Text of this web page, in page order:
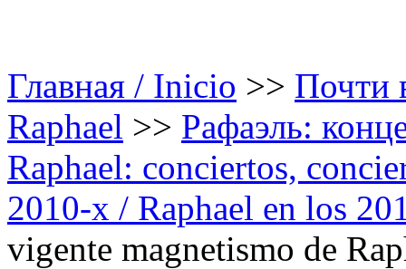
Главная / Inicio >> Почти
Raphael >> Рафаэль:
Raphael: conciertos,
2010-х / Raphael en los
vigente magnetismo de